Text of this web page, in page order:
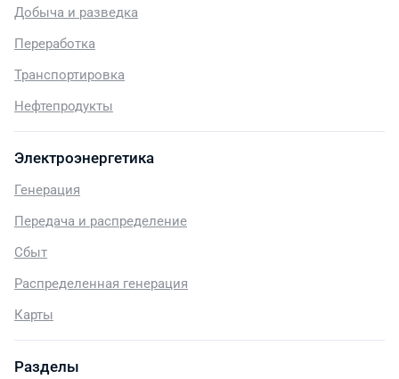
Добыча и разведка
Переработка
Транспортировка
Нефтепродукты
Электроэнергетика
Генерация
Передача и распределение
Сбыт
Распределенная генерация
Карты
Разделы